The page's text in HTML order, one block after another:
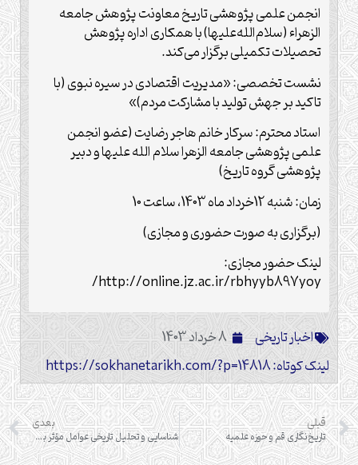
انجمن علمی پژوهشی تاریخ معاونت پژوهش جامعه
الزهراء (سلام‌الله‌علیها) با همکاری اداره پژوهش
تحصیلات تکمیلی برگزار می‌کند.
نشست تخصصی: «مدیریت اقتصادی در سیره نبوی (با
تاکید بر جهش تولید با مشارکت مردم)»
استاد محترم: سرکار خانم هاجر رضایت (عضو انجمن
علمی پژوهشی جامعه الزهرا سلام الله علیها و دبیر
پژوهشی گروه تاریخ)
زمان: شنبه 12خرداد ماه 1403، ساعت 10
(برگزاری به صورت حضوری و مجازی)
لینک حضور مجازی:
http://online.jz.ac.ir/rbhyyb897yoy/
اخبار تاریخی
8 خرداد 1403
لینک کوتاه: https://sokhanetarikh.com/?p=14818
قبلی
تاریخ‌نگاری قم و حوزه علمیه
بعدی
شناسایی و تحلیل تاریخی عوامل مؤثر بر اعتلای نظام آموزشی امامیه در پنج قرن نخست هجری